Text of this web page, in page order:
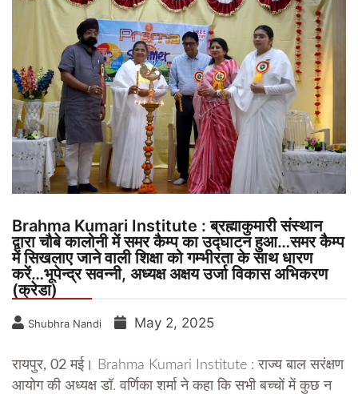
Brahma Kumari Institute : ब्रह्माकुमारी संस्थान
द्वारा चौबे कालोनी में समर कैम्प का उद्घाटन हुआ…समर कैम्प
में सिखलाए जाने वाली शिक्षा को गम्भीरता के साथ धारण
करें…भूपेन्द्र सवन्नी, अध्यक्ष अक्षय उर्जा विकास अभिकरण
(क्रेडा)
Shubhra Nandi May 2, 2025
रायपुर, 02 मई।
Brahma Kumari Institute : राज्य बाल सरंक्षण
आयोग की अध्यक्ष डॉ. वर्णिका शर्मा ने कहा कि सभी बच्चों में कुछ न